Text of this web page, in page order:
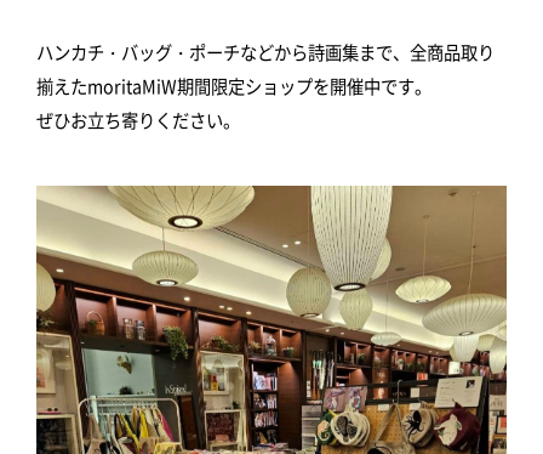
ハンカチ・バッグ・ポーチなどから詩画集まで、全商品取り
揃えたmoritaMiW期間限定ショップを開催中です。
ぜひお立ち寄りください。